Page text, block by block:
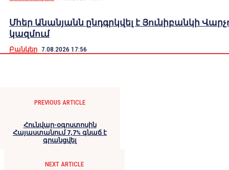
Մհեր Անանյանն ընդգրկվել է Յունիբանկի
կազմում
Բանկեր 7.08.2026 17:56
PREVIOUS ARTICLE
Հունվար-օգոստոսին
Հայաստանում 7,7% գնաճ է
գրանցվել
NEXT ARTICLE